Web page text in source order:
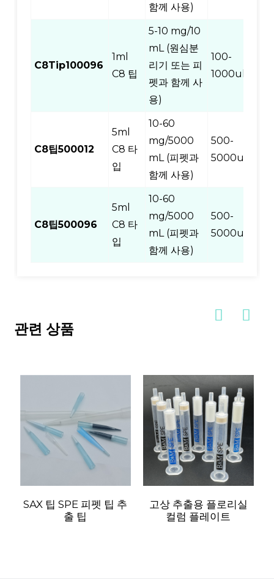
함께 사용)
C8Tip100096
1ml
C8 팁
5-10 mg/10
mL (원심분
리기 또는 피
펫과 함께 사
용)
100-
1000ul
C8팁500012
5ml
C8 타
입
10-60
mg/5000
mL (피펫과
함께 사용)
500-
5000ul
C8팁500096
5ml
C8 타
입
10-60
mg/5000
mL (피펫과
함께 사용)
500-
5000ul
관련 상품
SAX 팁 SPE 피펫 팁 추
출 팁
고상 추출용 플로리실
컬럼 플레이트